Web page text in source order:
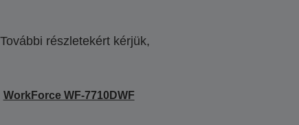
részletekért kérjük,
WorkForce WF-7710DWF